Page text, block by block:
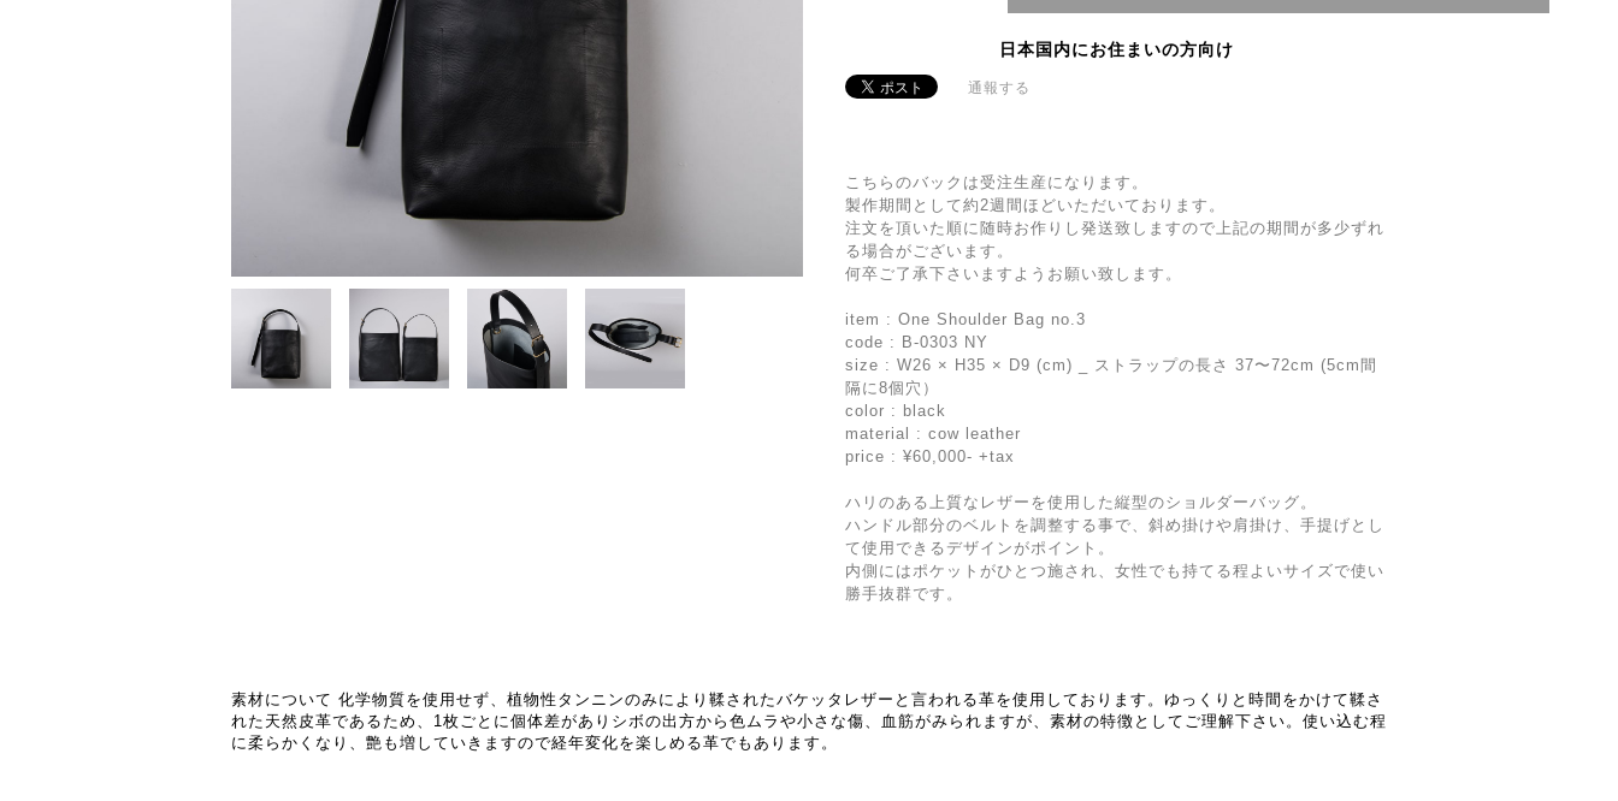
日本国内にお住まいの方向け
通報する
こちらのバックは受注生産になります。
製作期間として約2週間ほどいただいております。
注文を頂いた順に随時お作りし発送致しますので上記の期間が多少ずれ
る場合がございます。
何卒ご了承下さいますようお願い致します。
item : One Shoulder Bag no.3
code : B-0303 NY
size : W26 × H35 × D9 (cm) _ ストラップの長さ 37〜72cm (5cm間
隔に8個穴）
color : black
material : cow leather
price : ¥60,000- +tax
ハリのある上質なレザーを使用した縦型のショルダーバッグ。
ハンドル部分のベルトを調整する事で、斜め掛けや肩掛け、手提げとし
て使用できるデザインがポイント。
内側にはポケットがひとつ施され、女性でも持てる程よいサイズで使い
勝手抜群です。
素材について 化学物質を使用せず、植物性タンニンのみにより鞣されたバケッタレザーと言われる革を使用しております。ゆっくりと時間をかけて鞣さ
れた天然皮革であるため、1枚ごとに個体差がありシボの出方から色ムラや小さな傷、血筋がみられますが、素材の特徴としてご理解下さい。使い込む程
に柔らかくなり、艶も増していきますので経年変化を楽しめる革でもあります。